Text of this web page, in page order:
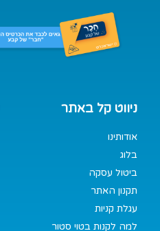
ניווט קל באתר
אודותינו
בלוג
ביטול עסקה
תקנון האתר
עגלת קניות
למה לקנות בטוי סטור